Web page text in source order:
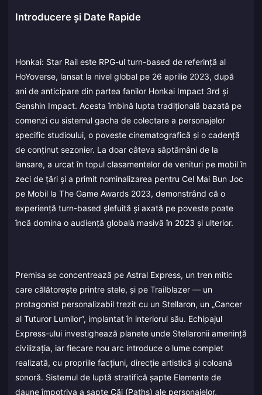
Introducere și Date Rapide
Honkai: Star Rail este RPG-ul turn-based de referință al
HoYoverse, lansat la nivel global pe 26 aprilie 2023, după
ani de anticipare din partea fanilor Honkai Impact 3rd și
Genshin Impact. Acesta îmbină lupta tradițională bazată pe
comenzi cu sistemul gacha de colectare a personajelor
specific studioului, o poveste cinematografică și o cadență
de conținut sezonier. La doar câteva săptămâni de la
lansare, a urcat în topul clasamentelor de venituri pe mobil în
zeci de țări și a primit nominalizarea pentru Cel Mai Bun Joc
pe Mobil la The Game Awards 2023, demonstrând că o
experiență turn-based șlefuită și axată pe poveste poate
încă domina o audiență globală masivă în 2023 și ulterior.
Premisa se concentrează pe Astral Express, un tren mitic
care călătorește printre stele, și pe Trailblazer — un
protagonist personalizabil trezit cu un Stellaron, un „Cancer
al Tuturor Lumilor”, implantat în interiorul său. Echipajul
Express-ului investighează planete unde Stellaronii amenință
civilizația, iar fiecare nou arc introduce o lume complet
realizată, cu propriile facțiuni, direcție artistică și coloană
sonoră. Sistemul de luptă stratifică șapte Elemente de
daune împotriva a șapte Căi (Paths) ale personajelor,